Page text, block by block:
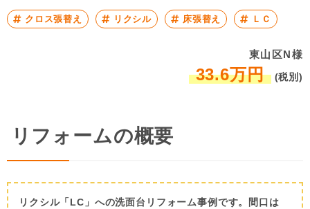
クロス張替え リクシル 床張替え ＬＣ
東山区N様
33.6万円 (税別)
リフォームの概要
リクシル「LC」への洗面台リフォーム事例です。間口は